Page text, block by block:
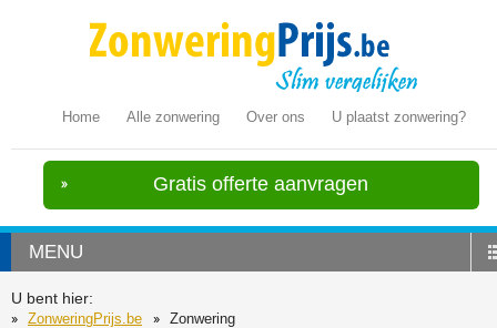
Home Alle zonwering Over ons U plaatst zonwering?
Gratis offerte aanvragen
MENU
U bent hier:
ZonweringPrijs.be
Zonwering